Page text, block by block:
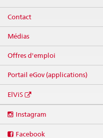
Contact
Médias
Offres d'emploi
Portail eGov (applications)
ElViS
media
Instagram
Facebook